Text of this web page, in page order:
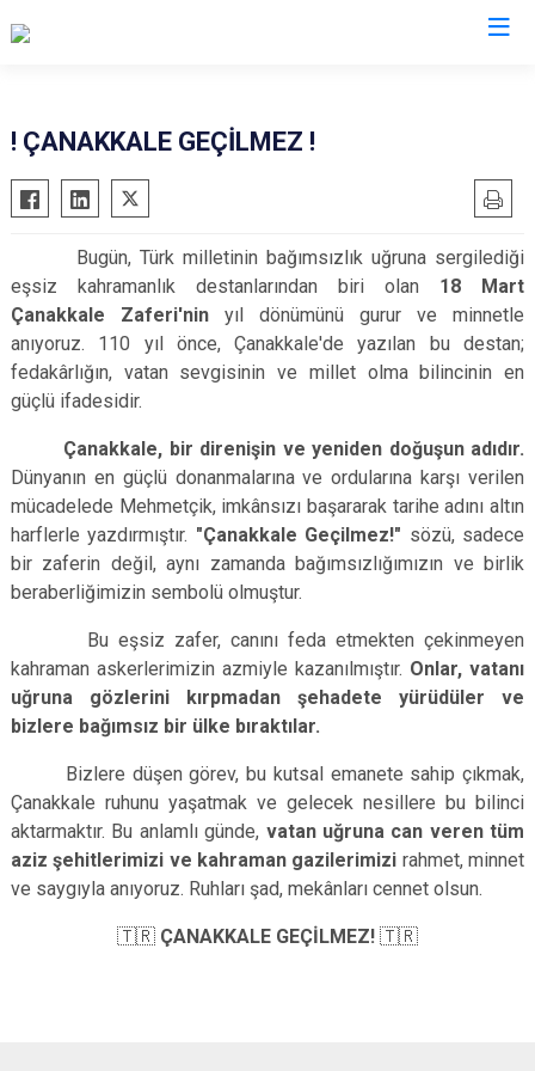
! ÇANAKKALE GEÇİLMEZ !
Bugün, Türk milletinin bağımsızlık uğruna sergilediği
eşsiz kahramanlık destanlarından biri olan 18 Mart
Çanakkale Zaferi'nin yıl dönümünü gurur ve minnetle
anıyoruz. 110 yıl önce, Çanakkale'de yazılan bu destan;
fedakârlığın, vatan sevgisinin ve millet olma bilincinin en
güçlü ifadesidir.
Çanakkale, bir direnişin ve yeniden doğuşun adıdır.
Dünyanın en güçlü donanmalarına ve ordularına karşı verilen
mücadelede Mehmetçik, imkânsızı başararak tarihe adını altın
harflerle yazdırmıştır. "Çanakkale Geçilmez!" sözü, sadece
bir zaferin değil, aynı zamanda bağımsızlığımızın ve birlik
beraberliğimizin sembolü olmuştur.
Bu eşsiz zafer, canını feda etmekten çekinmeyen
kahraman askerlerimizin azmiyle kazanılmıştır. Onlar, vatanı
uğruna gözlerini kırpmadan şehadete yürüdüler ve
bizlere bağımsız bir ülke bıraktılar.
Bizlere düşen görev, bu kutsal emanete sahip çıkmak,
Çanakkale ruhunu yaşatmak ve gelecek nesillere bu bilinci
aktarmaktır. Bu anlamlı günde, vatan uğruna can veren tüm
aziz şehitlerimizi ve kahraman gazilerimizi rahmet, minnet
ve saygıyla anıyoruz. Ruhları şad, mekânları cennet olsun.
🇹🇷 ÇANAKKALE GEÇİLMEZ! 🇹🇷